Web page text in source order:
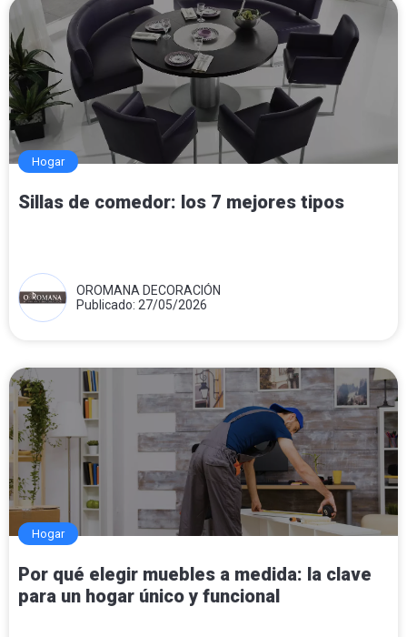
Hogar
Sillas de comedor: los 7 mejores tipos
OROMANA DECORACIÓN
Publicado: 27/05/2026
Hogar
Por qué elegir muebles a medida: la clave
para un hogar único y funcional